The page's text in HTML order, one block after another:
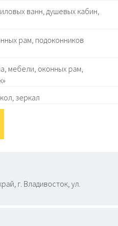
ванн, душевых кабин,
рам, подоконников
мебели, оконных рам,
зеркал
г. Владивосток, ул.